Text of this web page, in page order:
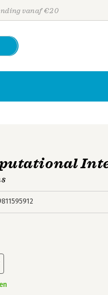
vanaf €20
Personen